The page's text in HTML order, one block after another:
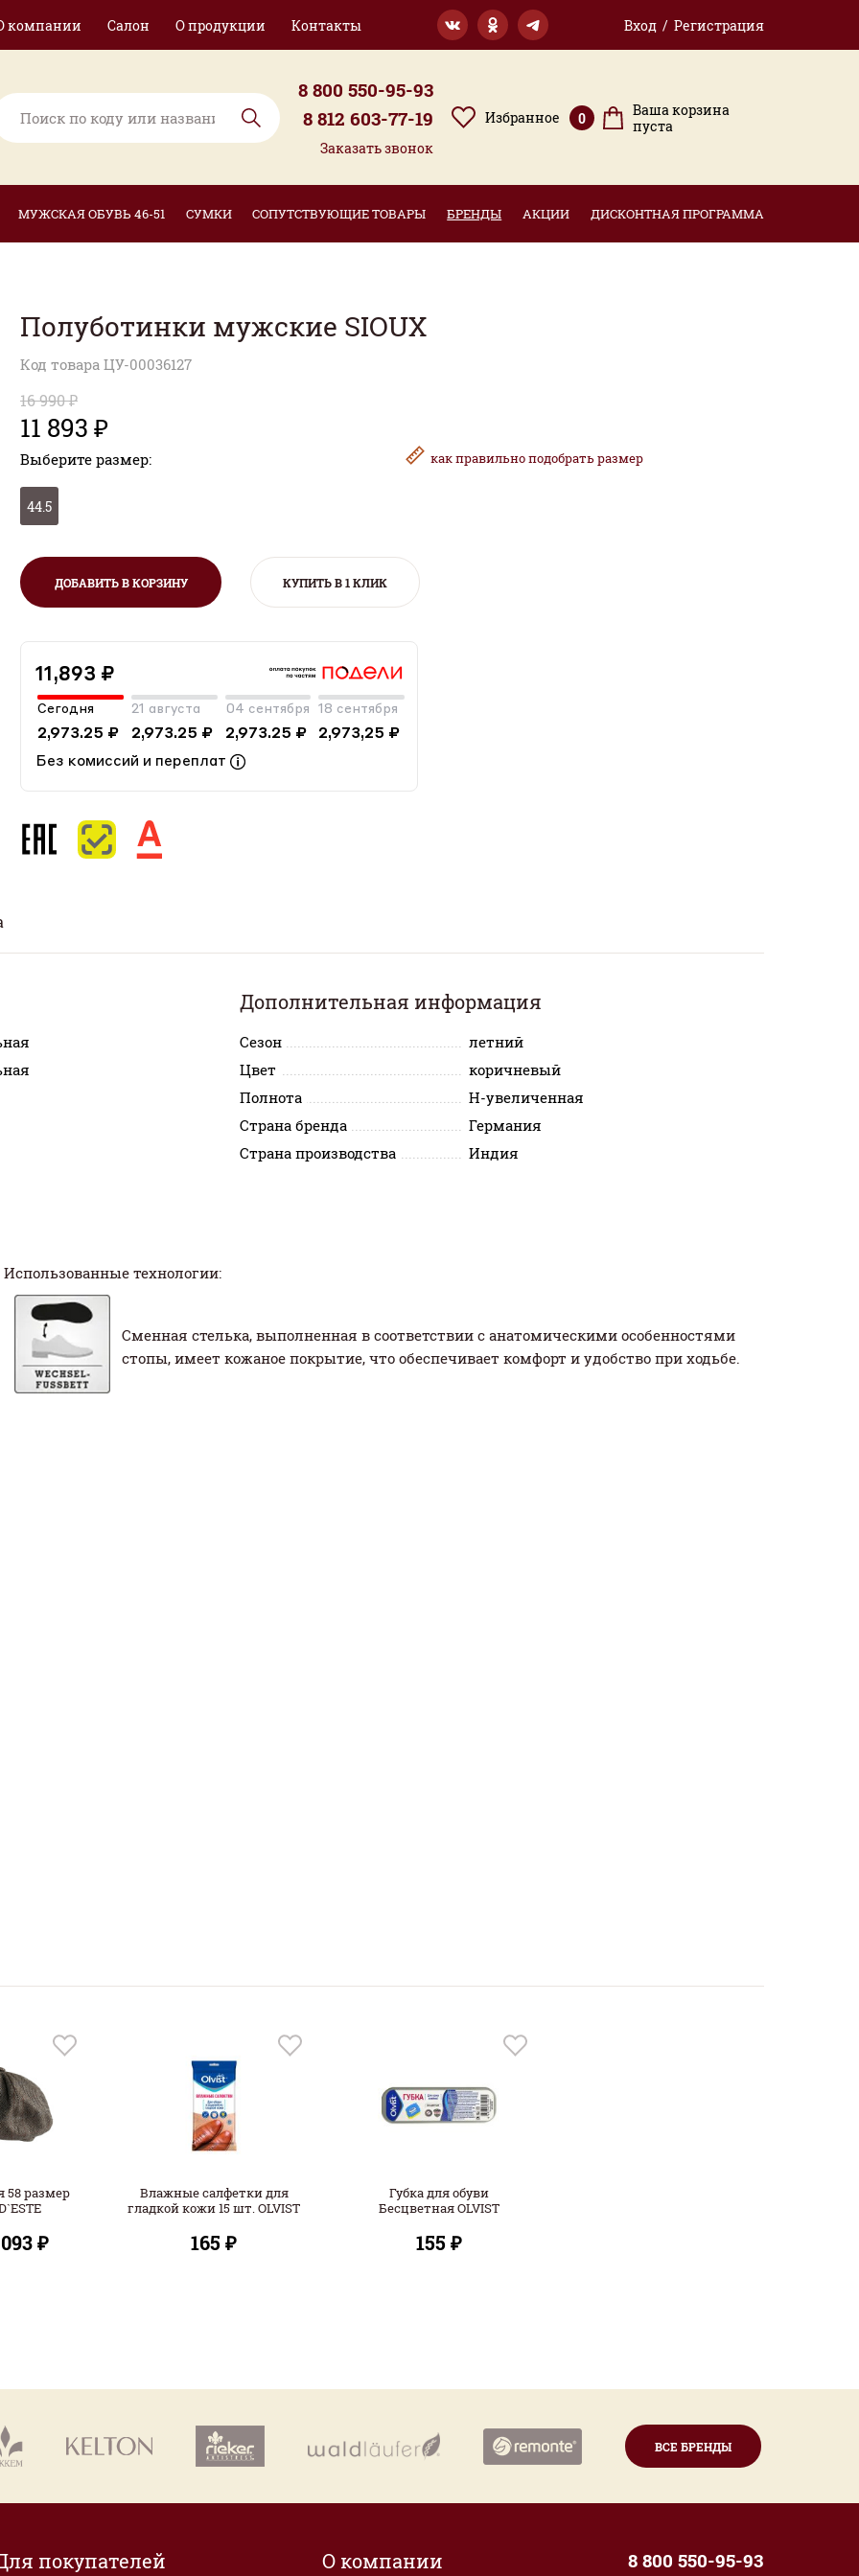
компании Салон О продукции Контакты Вход / Регистрация
8 800 550-95-93
8 812 603-77-19
Заказать звонок
Избранное 0
Ваша корзина
пуста
МУЖСКАЯ ОБУВЬ 46-51 СУМКИ СОПУТСТВУЮЩИЕ ТОВАРЫ БРЕНДЫ АКЦИИ ДИСКОНТНАЯ ПРОГРАММА
Полуботинки мужские SIOUX
Код товара ЦУ-00036127
16 990 ₽
11 893 ₽
Выберите размер: какправильноподобрать размер
44.5
ДОБАВИТЬ В КОРЗИНУ КУПИТЬ В 1 КЛИК
11,893 ₽
Сегодня
2,973.25 ₽
21 августа
2,973.25 ₽
04 сентября
2,973.25 ₽
18 сентября
2,973,25 ₽
Без комиссий и переплат
Дополнительная информация
Сезон
летний
Цвет
коричневый
Полнота
H-увеличенная
Страна бренда
Германия
Страна производства
Индия
Использованные технологии:
Сменная стелька, выполненная в соответствии с анатомическими особенностями
стопы, имеет кожаное покрытие, что обеспечивает комфорт и удобство при ходьбе.
58 размер
₽
Влажные салфетки для
гладкой кожи 15 шт. OLVIST
165 ₽
Губка для обуви
Бесцветная OLVIST
155 ₽
ВСЕ БРЕНДЫ
покупателей О компании 8 800 550-95-93